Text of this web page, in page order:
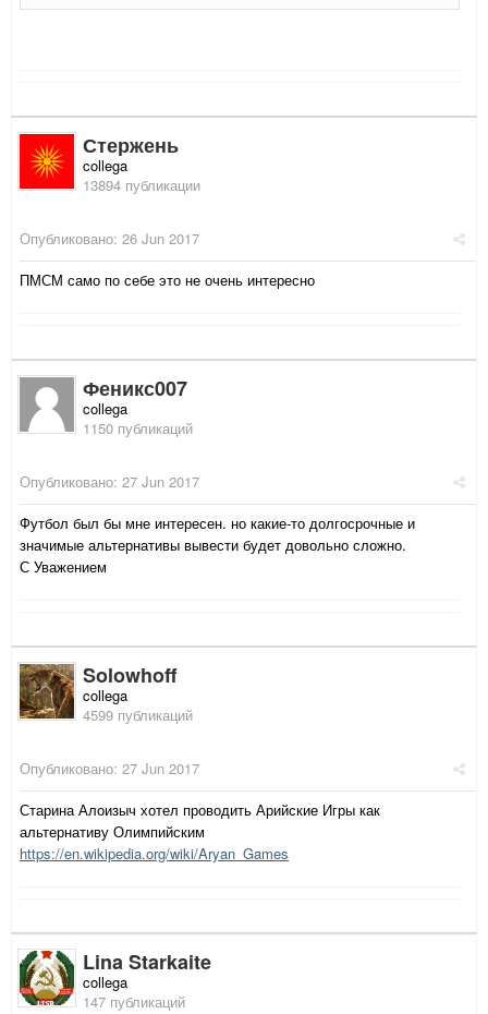
Стержень
collega
13894 публикации
Опубликовано: 26 Jun 2017
ПМСМ само по себе это не очень интересно
Феникс007
collega
1150 публикаций
Опубликовано: 27 Jun 2017
Футбол был бы мне интересен. но какие-то долгосрочные и
значимые альтернативы вывести будет довольно сложно.
С Уважением
Solowhoff
collega
4599 публикаций
Опубликовано: 27 Jun 2017
Старина Алоизыч хотел проводить Арийские Игры как
альтернативу Олимпийским
https://en.wikipedia.org/wiki/Aryan_Games
Lina Starkaite
collega
147 публикаций